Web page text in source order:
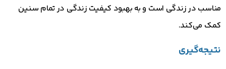
مناسب در زندگی است و به بهبود کیفیت زندگی در تمام سنین
کمک می‌کند.
نتیجه‌گیری